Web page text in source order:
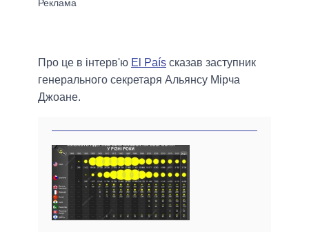
Про це в інтерв'ю El País сказав заступник
генерального секретаря Альянсу Мірча
Джоане.